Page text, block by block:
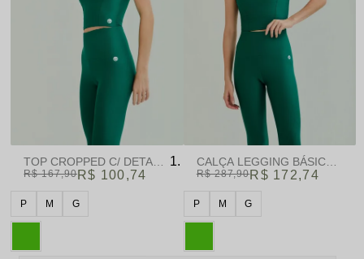
TOP CROPPED C/ DETALHE VERDE | FLEXION
R$ 167,90R$ 100,74
P M G
CALÇA LEGGING BÁSICA
R$ 287,90R$ 172,74
P M G